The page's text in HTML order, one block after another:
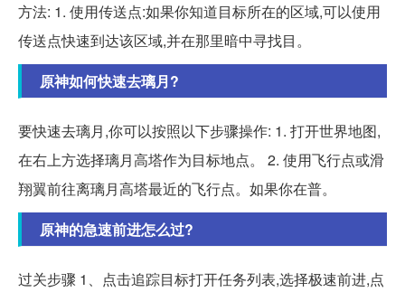
方法: 1. 使用传送点:如果你知道目标所在的区域,可以使用
传送点快速到达该区域,并在那里暗中寻找目。
原神如何快速去璃月?
要快速去璃月,你可以按照以下步骤操作: 1. 打开世界地图,
在右上方选择璃月高塔作为目标地点。 2. 使用飞行点或滑
翔翼前往离璃月高塔最近的飞行点。如果你在普。
原神的急速前进怎么过?
过关步骤 1、点击追踪目标打开任务列表,选择极速前进,点